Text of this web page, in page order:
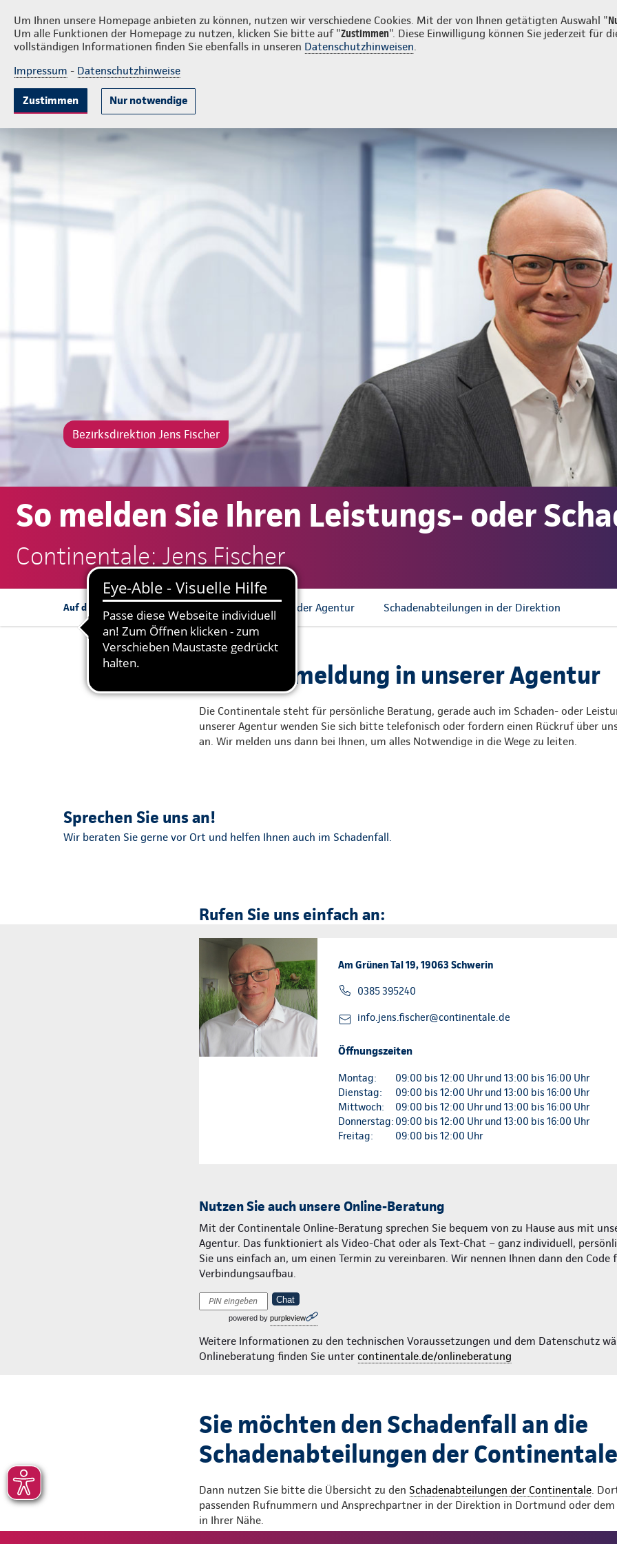
Um Ihnen unsere Homepage anbieten zu können, nutzen wir verschiedene Cookies. Mit der von Ihnen getätigten Auswahl "
Um alle Funktionen der Homepage zu nutzen, klicken Sie bitte auf "Zustimmen". Diese Einwilligung können Sie jederzeit für
vollständigen Informationen finden Sie ebenfalls in unseren Datenschutzhinweisen.
Impressum - Datenschutzhinweise
Zustimmen Nur notwendige
Jens Fischer PrivatkundenFirmenkunden
KrankenversicherungLebensversicherung
Bezirksdirektion Jens Fischer
Bezirksdirektion Jens Fischer
So melden Sie Ihren Leistungs- oder
Continentale: Jens Fischer
Auf dieser Seite: Schadenmeldung in der Agentur Schadenabteilungen in der Direktion
Schadenmeldung in unserer Agentur
Die Continentale steht für persönliche Beratung, gerade auch im Schaden- oder
unserer Agentur wenden Sie sich bitte telefonisch oder fordern einen Rückruf über
an. Wir melden uns dann bei Ihnen, um alles Notwendige in die Wege zu leiten.
Sprechen Sie uns an!
Wir beraten Sie gerne vor Ort und helfen Ihnen auch im Schadenfall.
Rufen Sie uns einfach an:
Am Grünen Tal 19, 19063 Schwerin
0385 395240
info.jens.fischer@continentale.de
Öffnungszeiten
Montag:
09:00 bis 12:00 Uhr und 13:00 bis 16:00 Uhr
Dienstag:
09:00 bis 12:00 Uhr und 13:00 bis 16:00 Uhr
Mittwoch:
09:00 bis 12:00 Uhr und 13:00 bis 16:00 Uhr
Donnerstag:09:00 bis 12:00 Uhr und 13:00 bis 16:00 Uhr
Freitag:
09:00 bis 12:00 Uhr
Nutzen Sie auch unsere Online-Beratung
Mit der Continentale Online-Beratung sprechen Sie bequem von zu Hause aus mit
Agentur. Das funktioniert als Video-Chat oder als Text-Chat – ganz individuell,
Sie uns einfach an, um einen Termin zu vereinbaren. Wir nennen Ihnen dann den Code
Verbindungsaufbau.
Chat
powered by purpleview
Weitere Informationen zu den technischen Voraussetzungen und dem Datenschutz
Onlineberatung finden Sie unter continentale.de/onlineberatung
Sie möchten den Schadenfall an die
Schadenabteilungen der
Dann nutzen Sie bitte die Übersicht zu den Schadenabteilungen der Continentale.
passenden Rufnummern und Ansprechpartner in der Direktion in Dortmund oder
in Ihrer Nähe.